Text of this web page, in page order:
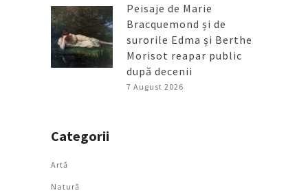
Peisaje de Marie
Bracquemond și de
surorile Edma și Berthe
Morisot reapar public
după decenii
7 August 2026
Categorii
Artǎ
Natură